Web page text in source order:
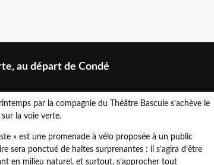
au départ de Condé
par la compagnie du Théâtre Bascule s’achève le
la voie verte.
» est une promenade à vélo proposée à un public
sera ponctué de haltes surprenantes : il s’agira d’être
en milieu naturel, et surtout, s’approcher tout